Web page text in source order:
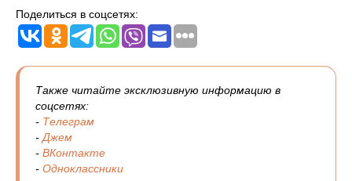
Поделиться в соцсетях:
Также читайте эксклюзивную информацию в
соцсетях:
- Телеграм
- Джем
- ВКонтакте
- Одноклассники